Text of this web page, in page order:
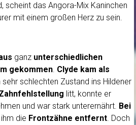
scheint das Angora-Mix Kaninchen
mit einem großen Herz zu sein.
ganz unterschiedlichen
gekommen. Clyde kam als
sehr schlechten Zustand ins Hildener
litt, konnte er
und war stark unterernährt. Bei
die Frontzähne entfernt. Doch